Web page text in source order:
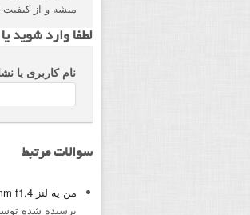
میشه و از کیفیت عکس کم
لطفا وارد شوید
نام کاربری یا
سوالات مرتبط
من یه لنز ۵۰mm f1.4 دارم، چرا روی دوربین d5000 نیکون فوکوس اتوماتیک نمیشه انجام داد؟
پرسیده شده